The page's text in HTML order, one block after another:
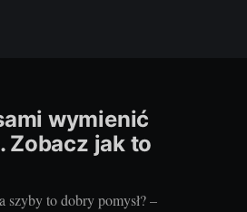
wymienić
Zobacz jak to
szyby to dobry pomysł? –